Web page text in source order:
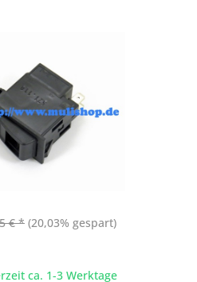
€ * (20,03% gespart)
ca. 1-3 Werktage